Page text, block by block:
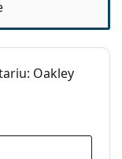
Oakley